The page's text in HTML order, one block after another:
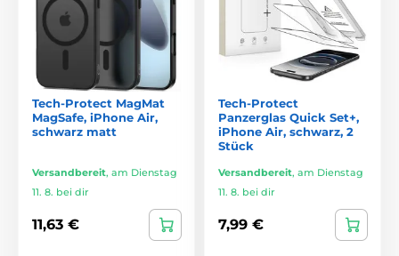
Tech-Protect MagMat
MagSafe, iPhone Air,
schwarz matt
Versandbereit, am Dienstag
11. 8. bei dir
11,63 €
Tech-Protect
Panzerglas Quick Set+,
iPhone Air, schwarz, 2
Stück
Versandbereit, am Dienstag
11. 8. bei dir
7,99 €